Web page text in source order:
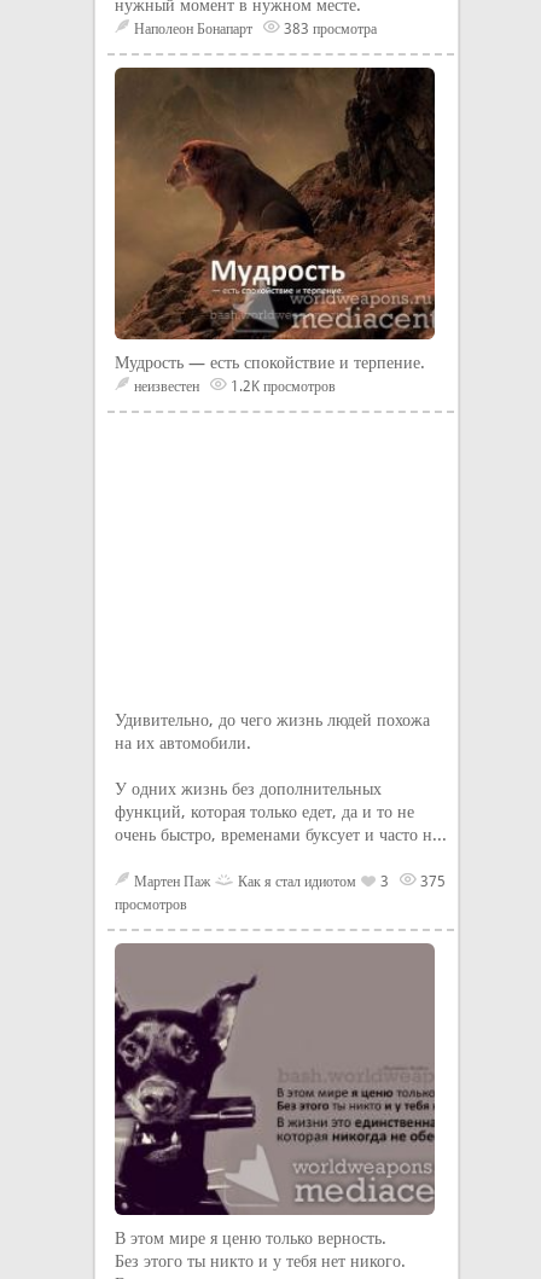
нужный момент в нужном месте.
Наполеон Бонапарт 383 просмотра
Мудрость — есть спокойствие и терпение.
неизвестен 1.2K просмотров
Удивительно, до чего жизнь людей похожа
на их автомобили.
У одних жизнь без дополнительных
функций, которая только едет, да и то не
очень быстро, временами буксует и часто н...
Мартен Паж Как я стал идиотом 3
375
просмотров
В этом мире я ценю только верность.
Без этого ты никто и у тебя нет никого.